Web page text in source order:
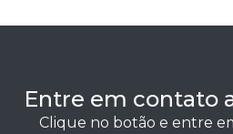
Entre em contato
Clique no botão e entre